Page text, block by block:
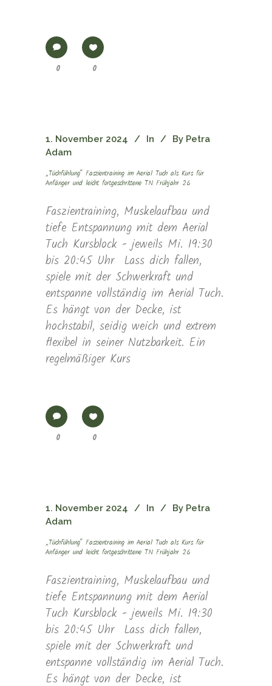
0 0
1. November 2024 In By Petra
Adam
„Tüchfühlung“ Faszientraining im Aerial Tuch als Kurs für
Anfänger und leicht fortgeschrittene TN Frühjahr 26
Faszientraining, Muskelaufbau und
tiefe Entspannung mit dem Aerial
Tuch Kursblock - jeweils Mi. 19:30
bis 20:45 Uhr Lass dich fallen,
spiele mit der Schwerkraft und
entspanne vollständig im Aerial Tuch.
Es hängt von der Decke, ist
hochstabil, seidig weich und extrem
flexibel in seiner Nutzbarkeit. Ein
regelmäßiger Kurs
0 0
1. November 2024 In By Petra
Adam
„Tüchfühlung“ Faszientraining im Aerial Tuch als Kurs für
Anfänger und leicht fortgeschrittene TN Frühjahr 26
Faszientraining, Muskelaufbau und
tiefe Entspannung mit dem Aerial
Tuch Kursblock - jeweils Mi. 19:30
bis 20:45 Uhr Lass dich fallen,
spiele mit der Schwerkraft und
entspanne vollständig im Aerial Tuch.
Es hängt von der Decke, ist